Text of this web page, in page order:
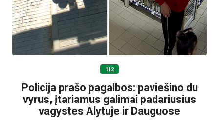
112
Policija prašo pagalbos: paviešino du
vyrus, įtariamus galimai padariusius
vagystes Alytuje ir Dauguose